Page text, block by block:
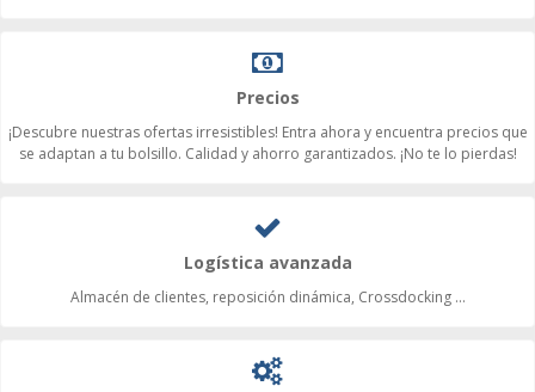
Precios
¡Descubre nuestras ofertas irresistibles! Entra ahora y encuentra precios que
se adaptan a tu bolsillo. Calidad y ahorro garantizados. ¡No te lo pierdas!
Logística avanzada
Almacén de clientes, reposición dinámica, Crossdocking ...